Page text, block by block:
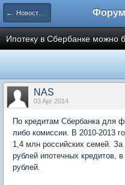
← Новости рынка недвижимости
Ипотеку в Сбербанке можно
NAS
03 Apr 2014
По кредитам Сбербанка для
либо комиссии. В 2010-2013
1,4 млн российских семей.
рублей ипотечных кредитов,
рублей.